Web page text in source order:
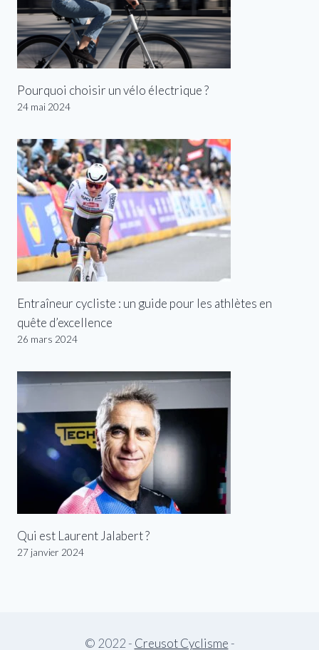
Pourquoi choisir un vélo électrique ?
24 mai 2024
Entraîneur cycliste : un guide pour les athlètes en
quête d’excellence
26 mars 2024
Qui est Laurent Jalabert ?
27 janvier 2024
© 2022 - Creusot Cyclisme -